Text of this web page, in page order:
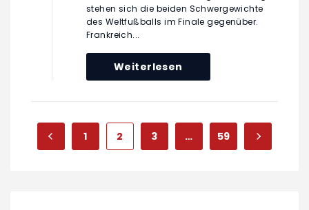
stehen sich die beiden Schwergewichte
des Weltfußballs im Finale gegenüber.
Frankreich...
Weiterlesen
1 2 3 … 59